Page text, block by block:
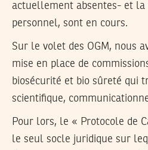
actuellement absentes- et la
personnel, sont en cours.
Sur le volet des OGM, nous
mise en place de
biosécurité et bio sûreté qui
scientifique,
Pour lors, le « Protocole de
le seul socle juridique sur